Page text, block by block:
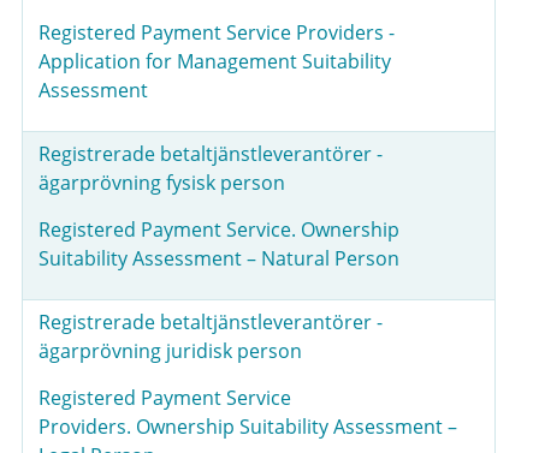
Registered Payment Service Providers -
Application for Management Suitability
Assessment
Registrerade betaltjänstleverantörer -
ägarprövning fysisk person
Registered Payment Service. Ownership
Suitability Assessment – Natural Person
Registrerade betaltjänstleverantörer -
ägarprövning juridisk person
Registered Payment Service
Providers. Ownership Suitability Assessment –